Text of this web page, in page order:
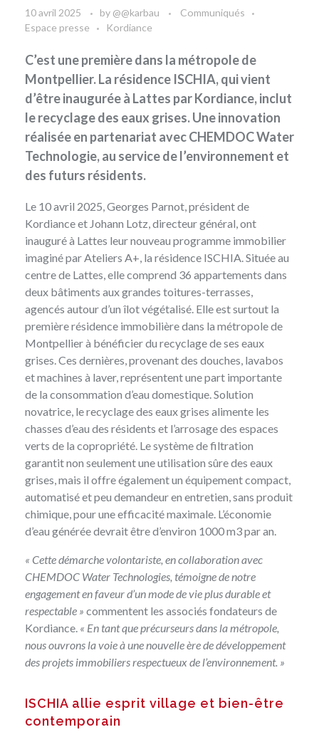
10 avril 2025 by @@karbau
Communiqués
Espace presse
Kordiance
C’est une première dans la métropole de
Montpellier. La résidence ISCHIA, qui vient
d’être inaugurée à Lattes par Kordiance, inclut
le recyclage des eaux grises. Une innovation
réalisée en partenariat avec CHEMDOC Water
Technologie, au service de l’environnement et
des futurs résidents.
Le 10 avril 2025, Georges Parnot, président de
Kordianceet Johann Lotz, directeur général, ont
inauguré à Lattes leur nouveau programme immobilier
imaginé par Ateliers A+, la résidence ISCHIA. Située au
centre de Lattes, elle comprend 36 appartements dans
deux bâtiments aux grandes toitures-terrasses,
agencés autour d’un îlot végétalisé. Elle est surtout la
première résidence immobilière dans la métropole de
Montpellier à bénéficier du recyclage de ses eaux
grises. Ces dernières, provenant des douches, lavabos
et machines à laver, représentent une part importante
de la consommation d’eau domestique. Solution
novatrice, le recyclage des eaux grises alimente les
chasses d’eau des résidents et l’arrosage des espaces
verts de la copropriété. Le système de filtration
garantit non seulement une utilisation sûre des eaux
grises, mais il offre également un équipement compact,
automatisé et peu demandeur en entretien, sans produit
chimique, pour une efficacité maximale. L’économie
d’eau générée devrait être d’environ 1000 m3 par an.
« Cette démarche volontariste, en collaboration avec
CHEMDOC Water Technologies , témoigne de notre
engagement en faveur d’un mode de vie plus durable et
respectable » commentent les associés fondateurs de
Kordiance. « En tant que précurseurs dans la métropole,
nous ouvrons la voie à une nouvelle ère de développement
des projets immobiliers respectueux de l’environnement. »
ISCHIA allie esprit village et bien-être
contemporain